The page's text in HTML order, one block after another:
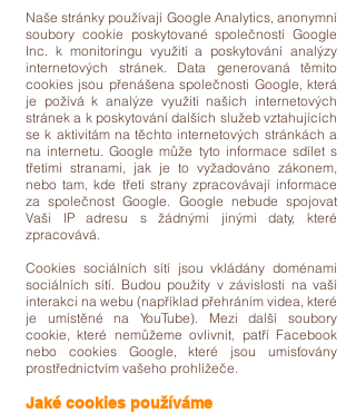
Naše stránky používají Google Analytics, anonymní
soubory cookie poskytované společností Google
Inc. k monitoringu využití a poskytování analýzy
internetových stránek. Data generovaná těmito
cookies jsou přenášena společnosti Google, která
je požívá k analýze využití našich internetových
stránek a k poskytování dalších služeb vztahujících
se k aktivitám na těchto internetových stránkách a
na internetu. Google může tyto informace sdílet s
třetími stranami, jak je to vyžadováno zákonem,
nebo tam, kde třetí strany zpracovávají informace
za společnost Google. Google nebude spojovat
Vaši IP adresu s žádnými jinými daty, které
zpracovává.
Cookies sociálních sítí jsou vkládány doménami
sociálních sítí. Budou použity v závislosti na vaší
interakci na webu (například přehráním videa, které
je umístěné na YouTube). Mezi další soubory
cookie, které nemůžeme ovlivnit, patří Facebook
nebo cookies Google, které jsou umisťovány
prostřednictvím vašeho prohlížeče.
Jaké cookies používáme